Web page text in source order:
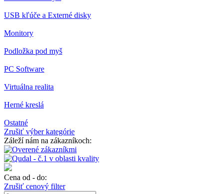
USB kľúče a Externé disky
Monitory
Podložka pod myš
PC Software
Virtuálna realita
Herné kreslá
Ostatné
Zrušiť výber kategórie
Záleží nám na zákazníkoch:
Cena od - do:
Zrušiť cenový filter